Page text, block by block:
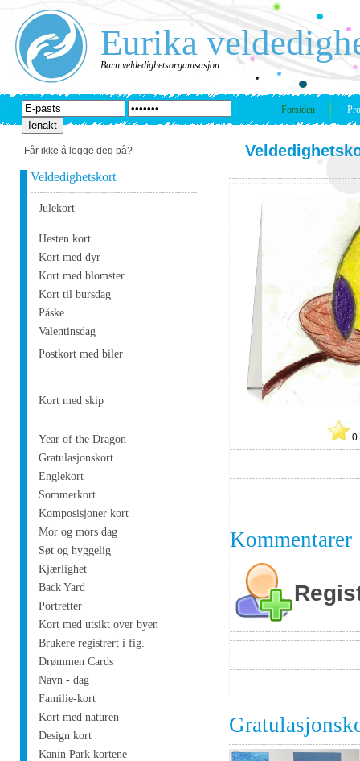
Eurika
Barn veldedighetsorganisasjon
Forsiden
Får ikke å logge deg på?
Veldedighetskort
Julekort
Hesten kort
Kort med dyr
Kort med blomster
Kort til bursdag
Påske
Valentinsdag
Postkort med biler
Kort med skip
Year of the Dragon
Gratulasjonskort
Englekort
Sommerkort
Komposisjoner kort
Mor og mors dag
Søt og hyggelig
Kjærlighet
Back Yard
Portretter
Kort med utsikt over byen
Brukere registrert i fig.
Drømmen Cards
Navn - dag
Familie-kort
Kort med naturen
Design kort
Kanin Park kortene
Kommentarer